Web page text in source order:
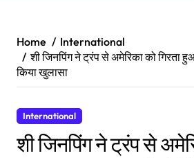
Home
International
शी जिनपिंग ने ट्रंप से अमेरिका को गिरता
किया खुलासा
International
शी जिनपिंग ने ट्रंप से